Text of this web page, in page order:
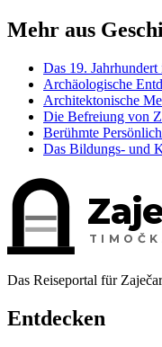
Mehr aus
Das 19.
Archäologische
Architektonische
Die Befreiung von
Berühmte
Das Bildungs- und
Das Reiseportal für
Entdecken